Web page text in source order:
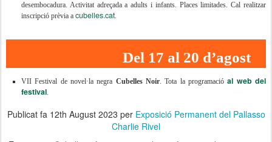
desembocadura. Activitat adreçada a adults i infants. Places limitades. Cal realitzar
inscripció prèvia a cubelles.cat.
Del 17 al 20 d’agost
VII Festival de novel·la negra Cubelles Noir. Tota la programacióal web del
festival.
Publicat fa 12th August 2023 per Exposició Permanent del Pallasso
Charlie Rivel